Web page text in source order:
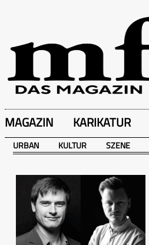
MAGAZIN KARIKATUR
URBAN KULTUR SZENE